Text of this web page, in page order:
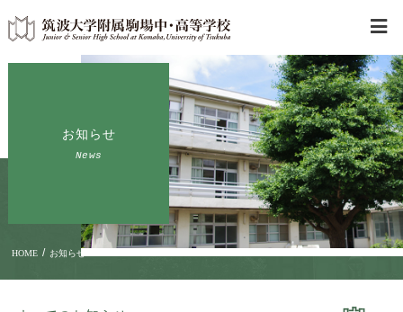
お知らせ
News
HOME / お知らせ